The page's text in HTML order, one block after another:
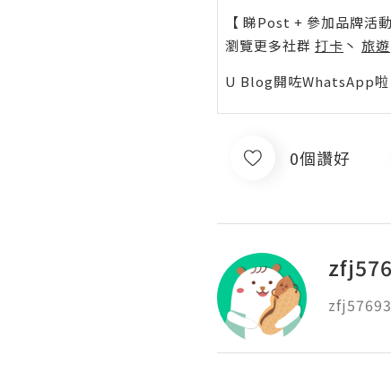
【 睇Post + 參加品牌活動
瀏覽更多社群 打卡 丶 旅遊
U Blog開咗WhatsApp啦
0個讚好
zfj57693